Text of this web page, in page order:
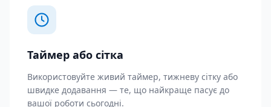
Таймер або сітка
Використовуйте живий таймер, тижневу сітку або
швидке додавання — те, що найкраще пасує до
вашої роботи сьогодні.